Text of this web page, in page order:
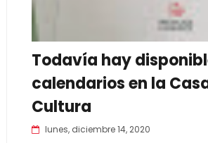
Todavía hay
calendarios en la
Cultura
lunes, diciembre 14, 2020